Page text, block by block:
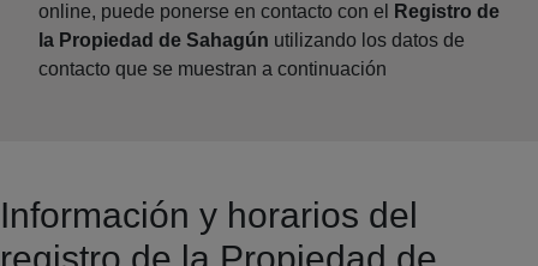
online, puede ponerse en contacto con el
Registro de
la Propiedad de Sahagún utilizando los datos de
contacto que se muestran a continuación
Información y horarios del
registro de la Propiedad de